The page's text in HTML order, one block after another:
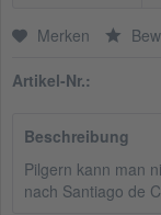
Merken
Artikel-Nr.:
Beschreibung
Pilgern kann man
nach Santiago de